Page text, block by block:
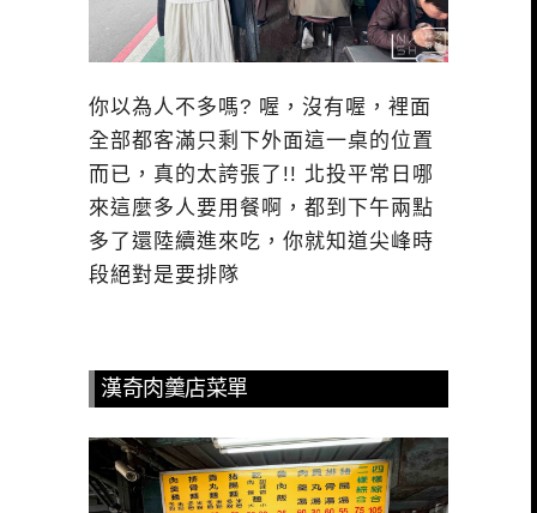
你以為人不多嗎? 喔，沒有喔，裡面
全部都客滿只剩下外面這一桌的位置
而已，真的太誇張了!! 北投平常日哪
來這麼多人要用餐啊，都到下午兩點
多了還陸續進來吃，你就知道尖峰時
段絕對是要排隊
漢奇肉羹店菜單